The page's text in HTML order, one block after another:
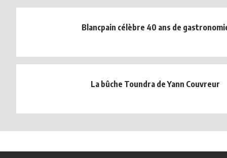
Blancpain célèbre 40 ans de
La bûche Toundra de Yann Couvreur